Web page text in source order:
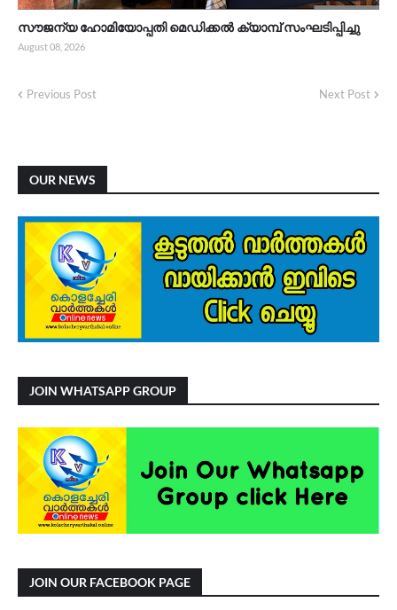
സൗജന്യ ഹോമിയോപ്പതി മെഡിക്കൽ ക്യാമ്പ് സംഘടിപ്പിച്ചു
August 08, 2026
Previous Post Next Post
OUR NEWS
JOIN WHATSAPP GROUP
JOIN OUR FACEBOOK PAGE